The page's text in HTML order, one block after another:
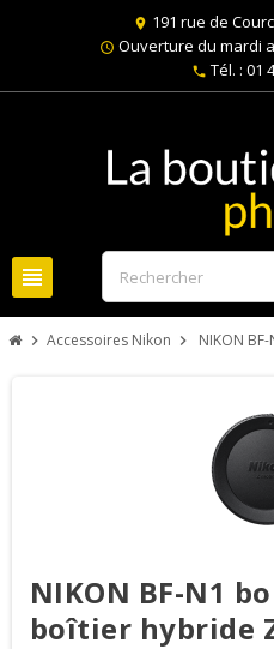
location_on 191 rue de
schedule Ouverture du mardi
phone Tél. : 01
view_headline
chevron_right Accessoires Nikon chevron_right NIKON
NIKON BF-N1
boîtier hybride